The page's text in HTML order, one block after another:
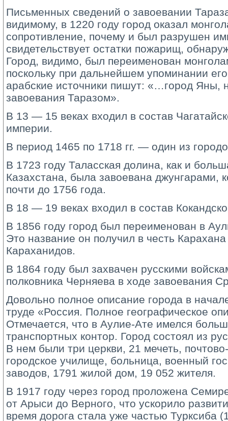
Письменных сведений о завоевании
видимому, в 1220 году город оказал
сопротивление, почему и был разрушен
свидетельствует остатки пожарищ,
Город, видимо, был переименован
поскольку при дальнейшем упоминании
арабские источники пишут: «…город Яны,
завоевания Таразом».
В 13 — 15 веках входил в состав
империи.
В период 1465 по 1718 гг. — один из
В 1723 году Таласская долина, как и
Казахстана, была завоевана джунгарами,
почти до 1756 года.
В 18 — 19 веках входил в состав
В 1856 году город был переименован в
Это название он получил в честь
Караханидов.
В 1864 году был захвачен русскими
полковника Черняева в ходе завоевания
Довольно полное описание города в
труде «Россия. Полное географическое
Отмечается, что в Аулие-Ате имелся
транспортных контор. Город состоял из
В нем были три церкви, 21 мечеть,
городское училище, больница, военный
заводов, 1791 жилой дом, 19 052 жителя.
В 1917 году через город проложена
от Арыси до Верного, что ускорило
время дорога стала уже частью Турксиба